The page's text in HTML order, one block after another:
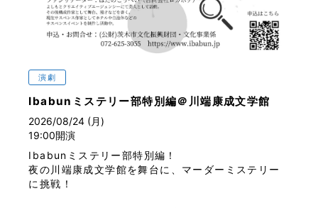
演劇
Ibabunミステリー部特別編＠川端康成文学館
2026/08/24 (月)
19:00開演
Ibabunミステリー部特別編！
夜の川端康成文学館を舞台に、マーダーミステリー
に挑戦！